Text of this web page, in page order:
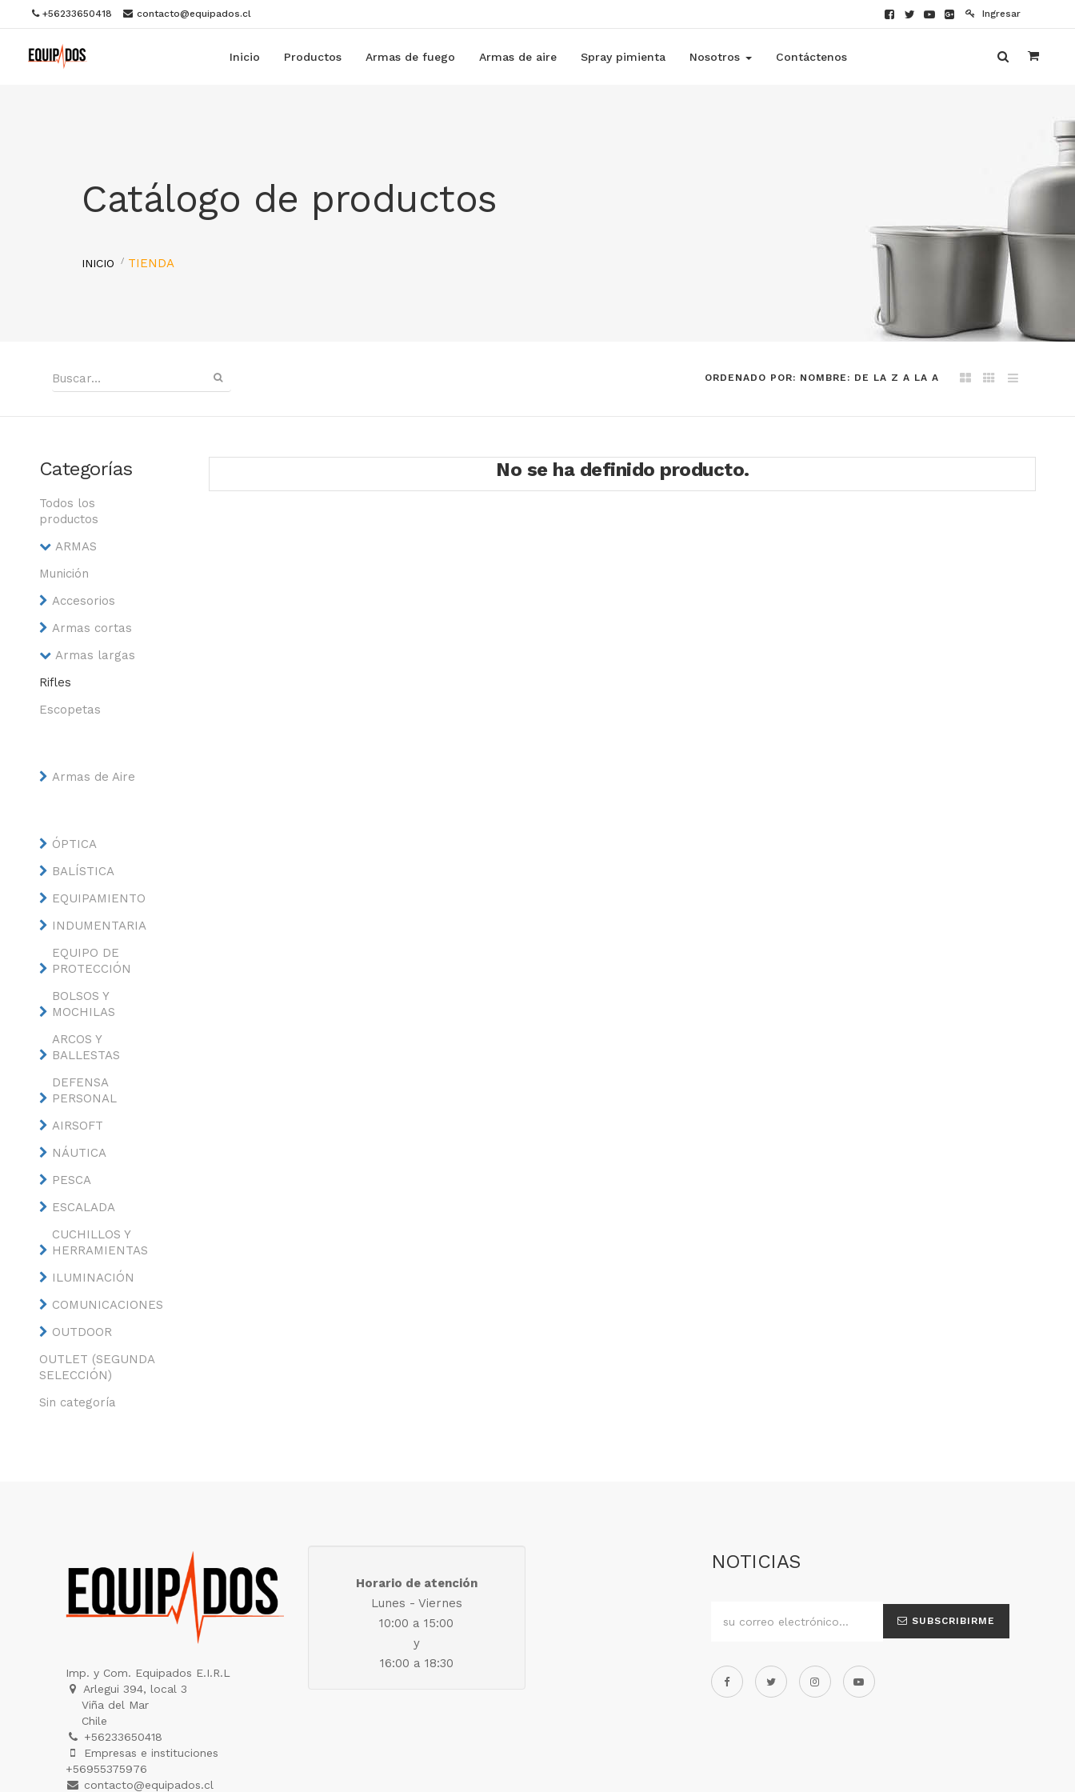
+56233650418 contacto@equipados.cl Ingresar
Inicio Productos Armas de fuego Armas de aire Spray pimienta Nosotros Contáctenos
Catálogo de productos
INICIO TIENDA
ORDENADO POR: NOMBRE: DE LA Z A LA A
Categorías
Todos los
productos
ARMAS
Munición
Accesorios
Armas cortas
Armas largas
Rifles
Escopetas
Armas de Aire
ÓPTICA
BALÍSTICA
EQUIPAMIENTO
INDUMENTARIA
EQUIPO DE
PROTECCIÓN
BOLSOS Y
MOCHILAS
ARCOS Y
BALLESTAS
DEFENSA
PERSONAL
AIRSOFT
NÁUTICA
PESCA
ESCALADA
CUCHILLOS Y
HERRAMIENTAS
ILUMINACIÓN
COMUNICACIONES
OUTDOOR
OUTLET (SEGUNDA
SELECCIÓN)
Sin categoría
No se ha definido producto.
Imp. y Com. Equipados E.I.R.L
Arlegui 394, local 3
Viña del Mar
Chile
+56233650418
Empresas e instituciones
+56955375976
contacto@equipados.cl
Horario de atención
Lunes - Viernes
10:00 a 15:00
y
16:00 a 18:30
NOTICIAS
SUBSCRIBIRME